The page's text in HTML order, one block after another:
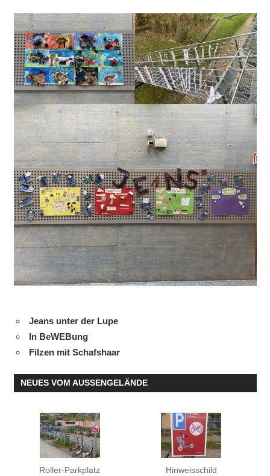
Jeans unter der Lupe
In BeWEBung
Filzen mit Schafshaar
NEUES VOM AUSSENGELÄNDE
Roller-Parkplatz Hinweisschild